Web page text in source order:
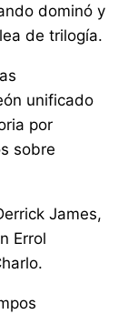
dominó y
de trilogía.
unificado
por
sobre
James,
Errol